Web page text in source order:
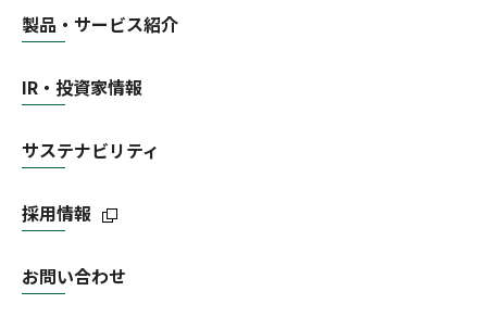
製品・サービス紹介
IR・投資家情報
サステナビリティ
採用情報
お問い合わせ